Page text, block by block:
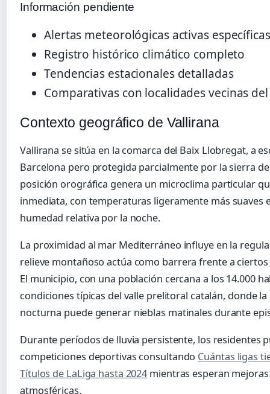
Información pendiente
Alertas meteorológicas activas específicas
Registro histórico climático completo
Tendencias estacionales detalladas
Comparativas con localidades vecinas
Contexto geográfico de Vallirana
Vallirana se sitúa en la comarca del Baix Llobregat, a
Barcelona pero protegida parcialmente por la sierra de
posición orográfica genera un microclima particular
inmediata, con temperaturas ligeramente más suaves
humedad relativa por la noche.
La proximidad al mar Mediterráneo influye en la
relieve montañoso actúa como barrera frente a
El municipio, con una población cercana a los 14.000
condiciones típicas del valle prelitoral catalán, donde
nocturna puede generar nieblas matinales durante
Durante períodos de lluvia persistente, los residentes
competiciones deportivas consultando Cuántas ligas
Títulos de LaLiga hasta 2024 mientras esperan
atmosféricas.